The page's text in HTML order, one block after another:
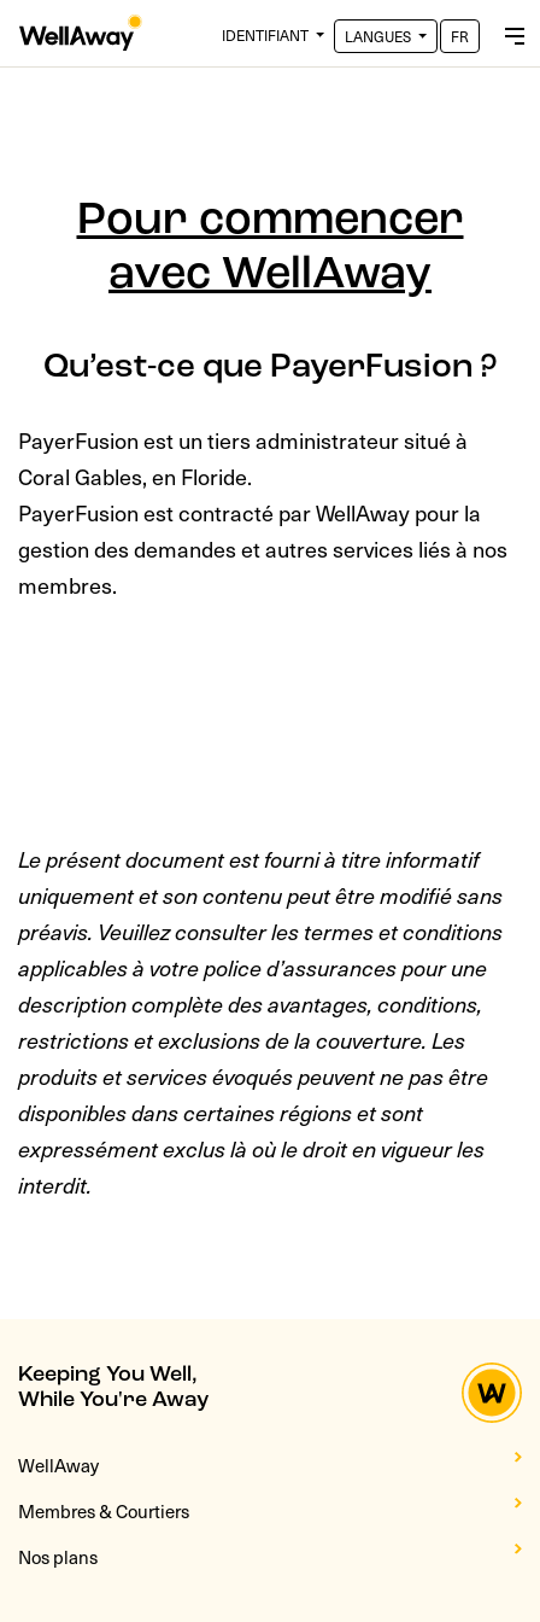
IDENTIFIANT LANGUES FR
Pour commencer
avec WellAway
Qu’est-ce que PayerFusion ?
PayerFusion est un tiers administrateur situé à
Coral Gables, en Floride.
PayerFusion est contracté par WellAway pour la
gestion des demandes et autres services liés à nos
membres.
Le présent document est fourni à titre informatif
uniquement et son contenu peut être modifié sans
préavis. Veuillez consulter les termes et conditions
applicables à votre police d’assurances pour une
description complète des avantages, conditions,
restrictions et exclusions de la couverture. Les
produits et services évoqués peuvent ne pas être
disponibles dans certaines régions et sont
expressément exclus là où le droit en vigueur les
interdit.
Keeping You Well,
While You're Away
WellAway
Membres & Courtiers
Nos plans